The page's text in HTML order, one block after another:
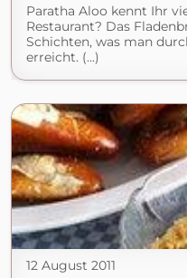
Paratha Aloo kennt Ihr
Restaurant? Das
Schichten, was man
erreicht. (...)
12 August 2011